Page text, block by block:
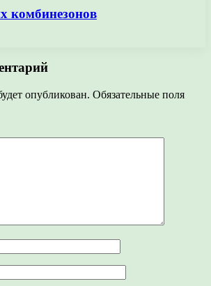
комбинезонов
опубликован. Обязательные поля